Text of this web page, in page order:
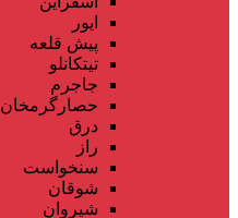
ایور
پیش قلعه
تیتکانلو
جاجرم
حصارگرمخان
درق
راز
سنخواست
شوقان
شیروان